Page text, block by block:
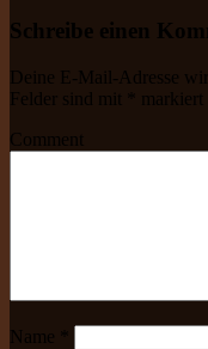
Schreibe einen
Deine E-Mail-Adresse
Felder sind mit
markiert
Comment
Name